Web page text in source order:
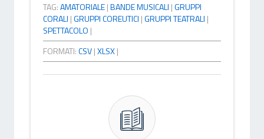
TAG:AMATORIALE|BANDE MUSICALI |GRUPPI
CORALI |GRUPPI COREUTICI |GRUPPI TEATRALI |
SPETTACOLO |
FORMATI:CSV|XLSX|